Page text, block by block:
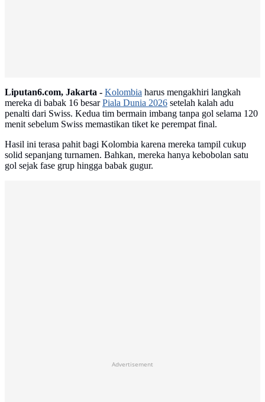
Liputan6.com, Jakarta - Kolombia harus mengakhiri langkah
mereka di babak 16 besarPiala Dunia 2026 setelah kalah adu
penalti dari Swiss. Kedua tim bermain imbang tanpa gol selama 120
menit sebelum Swiss memastikan tiket ke perempat final.
Hasil ini terasa pahit bagi Kolombia karena mereka tampil cukup
solid sepanjang turnamen. Bahkan, mereka hanya kebobolan satu
gol sejak fase grup hingga babak gugur.
Advertisement